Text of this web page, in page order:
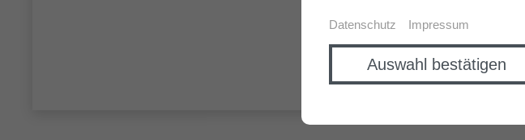
Auswahl bestätigen
Datenschutz Impressum